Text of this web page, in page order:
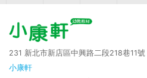
231 新北市新店區中興路二段218巷11號
小康軒